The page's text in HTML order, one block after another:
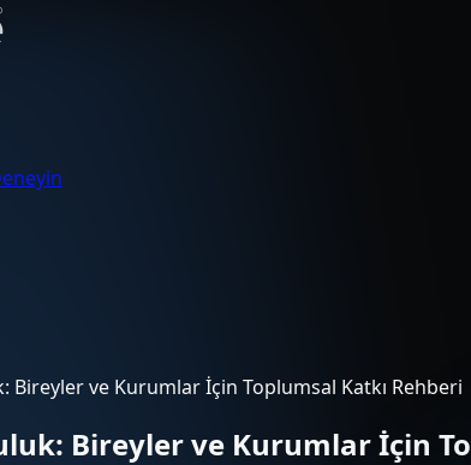
Bireyler ve Kurumlar İçin Toplumsal Katkı Rehberi
Bireyler ve Kurumlar İçin